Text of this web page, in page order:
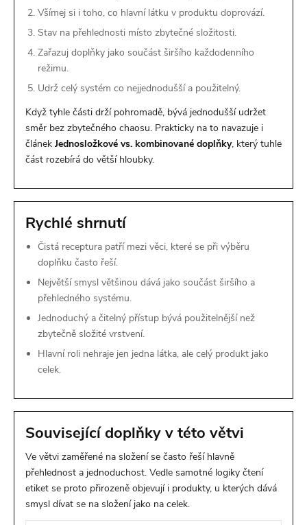
Všímej si i toho, co hlavní látku v produktu doprovází.
Stav na přehlednosti místo zbytečné složitosti.
Zařazuj doplňky jako součást širšího každodenního
režimu.
Udrž celý systém co nejjednodušší a použitelný.
Když tyhle části drží pohromadě, bývá jednodušší udržet
směr bez zbytečného chaosu. Prakticky na to navazuje i
článek Jednosložkové vs. kombinované doplňky, který tuhle
část rozebírá do větší hloubky.
Rychlé shrnutí
Čistá receptura patří mezi věci, které se při výběru
doplňku často řeší.
Největší smysl většinou dává jako součást širšího a
přehledného systému.
Jednoduchý a čitelný přístup bývá použitelnější než
zbytečně složité vrstvení.
Hlavní roli nehraje jen jedna látka, ale celý produkt jako
celek.
Související doplňky v této větvi
Ve větvi zaměřené na složení se často řeší hlavně
přehlednost a jednoduchost. Vedle samotné logiky čtení
etiket se proto přirozeně objevují i produkty, u kterých dává
smysl dívat se na složení jako na celek.